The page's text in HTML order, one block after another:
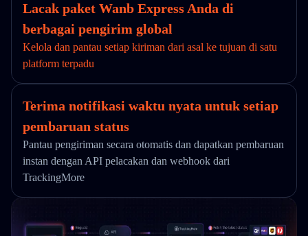
Lacak paket Wanb Express Anda di
berbagai pengirim global
Kelola dan pantau setiap kiriman dari asal ke tujuan di satu
platform terpadu
Terima notifikasi waktu nyata untuk setiap
pembaruan status
Pantau pengiriman secara otomatis dan dapatkan pembaruan
instan dengan API pelacakan dan webhook dari
TrackingMore